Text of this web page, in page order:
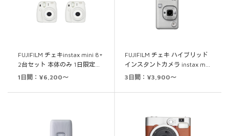
FUJIFILM チェキinstax mini 8+
2台セット 本体のみ 1日限定…
1日間：¥6,200～
FUJIFILM チェキ ハイブリッド
インスタントカメラ instax m…
3日間：¥3,900～